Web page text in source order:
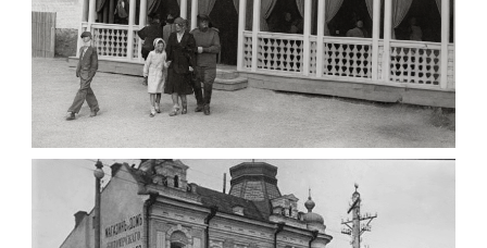
ПАВІЛЬЙОН МОРОЗИВА ЖИТОМИР 1947
Фото Житомир (1945-
1960)
Leave a comment